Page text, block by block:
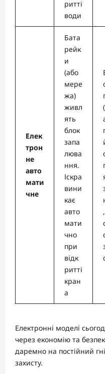
ритті
води
Елек
трон
не
авто
мати
чне
Бата
рейк
и
(або
мере
жа)
живл
ять
блок
запа
люва
ння.
Іскра
вини
кає
авто
мати
чно
при
відк
ритті
кран
а
,
Електронні моделі
через економію та
даремно на постійний
захисту.